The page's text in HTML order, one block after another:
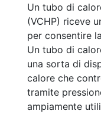
Un tubo di
(VCHP) riceve
per consentire
Un tubo di
una sorta di
calore che
tramite
ampiamente